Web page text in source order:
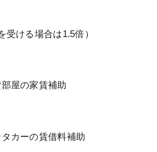
ける場合は1.5倍）
屋の家賃補助
カーの賃借料補助